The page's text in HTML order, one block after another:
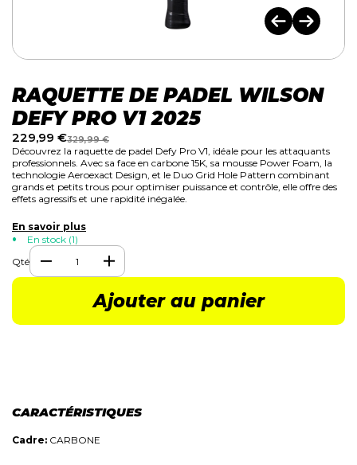
RAQUETTE DE PADEL WILSON
DEFY PRO V1 2025
229,99 €329,99€
Découvrez la raquette de padel Defy Pro V1, idéale pour les attaquants
professionnels. Avec sa face en carbone 15K, sa mousse Power Foam, la
technologie Aeroexact Design, et le Duo Grid Hole Pattern combinant
grands et petits trous pour optimiser puissance et contrôle, elle offre des
effets agressifs et une rapidité inégalée.
En savoir plus
En stock (1)
Qté
Ajouter au panier
CARACTÉRISTIQUES
Cadre: CARBONE